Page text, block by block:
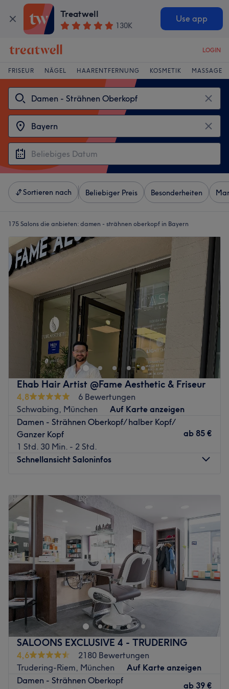
Treatwell
130K
Use app
LOGIN
FRISEUR NÄGEL HAARENTFERNUNG KOSMETIK MASSAGE
Sortieren nach Beliebiger Preis Besonderheiten
175 Salons die anbieten: damen - strähnen oberkopf in Bayern
Ehab Hair Artist @Fame Aesthetic & Friseur
4,8
6 Bewertungen
Schwabing, München
Auf Karte anzeigen
Damen - Strähnen Oberkopf/ halber Kopf/
Ganzer Kopf
1 Std. 30 Min. - 2 Std.
ab 85 €
Schnellansicht Saloninfos
Dienstag
Donnerstag
–
Freitag
10:00–
Samstag
09:00–
16:00
Sonntag
Geschlossen
Willkommen im Fame Hair Salon in Schwabing-West –
deinem Ort für individuelle Looks, professionelle
Haarpflege und entspannte Beauty-Momente. Hier
stehen deine Wünsche und deine Persönlichkeit im
Mittelpunkt. Egal, ob du eine Typveränderung, einen
frischen Haarschnitt, brillante Farbtechniken oder ein
perfektes Styling suchst – das Team nimmt sich Zeit, um
genau den Look zu kreieren, der zu dir passt. In moderner
und angenehmer Atmosphäre erwarten dich hochwertige
SALOONS EXCLUSIVE 4 - TRUDERING
4,6
2180 Bewertungen
Trudering-Riem, München
Auf Karte anzeigen
Damen - Strähnen Oberkopf
ab 39 €